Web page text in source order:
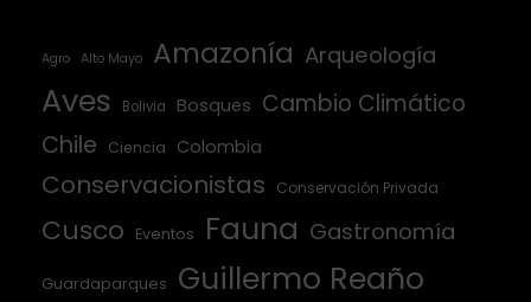
Agro Alto Mayo Amazonía Arqueología
Aves Bolivia Bosques Cambio Climático
Chile
Ciencia Colombia
Conservacionistas Conservación Privada
Cusco Eventos Fauna Gastronomía
Guardaparques Guillermo Reaño